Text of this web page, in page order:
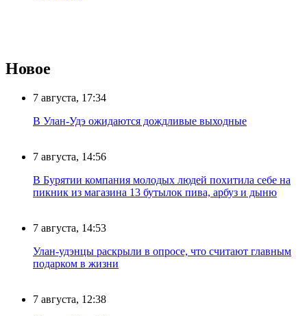
Новое
7 августа, 17:34
В Улан-Удэ ожидаются дождливые выходные
7 августа, 14:56
В Бурятии компания молодых людей похитила себе на
пикник из магазина 13 бутылок пива, арбуз и дыню
7 августа, 14:53
Улан-удэнцы раскрыли в опросе, что считают главным
подарком в жизни
7 августа, 12:38